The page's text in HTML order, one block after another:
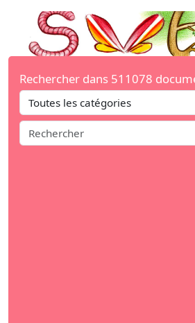
Rechercher dans 511078